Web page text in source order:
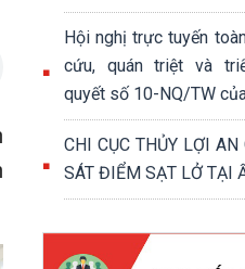
Hội nghị trực tuyến
cứu, quán triệt và
quyết số 10-NQ/TW
CHI CỤC THỦY LỢI AN
SÁT ĐIỂM SẠT LỞ TẠI